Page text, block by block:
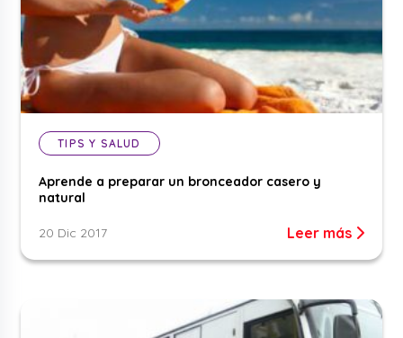
TIPS Y SALUD
Aprende a preparar un bronceador casero y
natural
20 Dic 2017 Leer más